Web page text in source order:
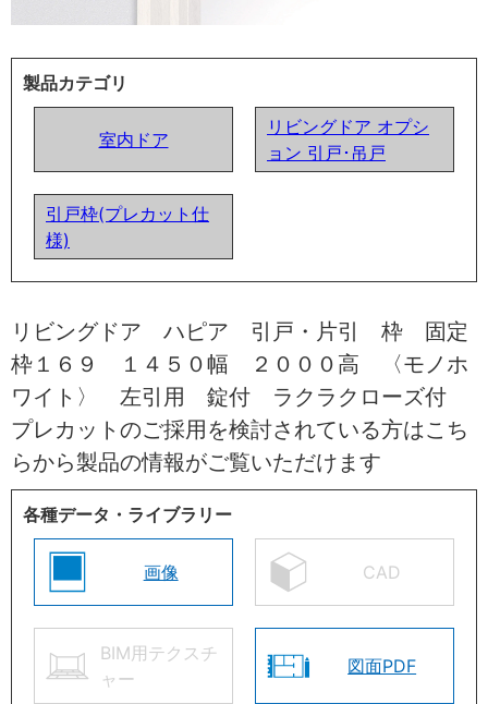
製品カテゴリ
室内ドア
リビングドア オプシ
ョン 引戸･吊戸
引戸枠(プレカット仕
様)
リビングドア ハピア 引戸・片引 枠 固定
枠１６９ １４５０幅 ２０００高 〈モノホ
ワイト〉 左引用 錠付 ラクラクローズ付
プレカットのご採用を検討されている方はこち
らから製品の情報がご覧いただけます
各種データ・ライブラリー
画像 CAD
BIM用テクスチ
ャー
図面PDF